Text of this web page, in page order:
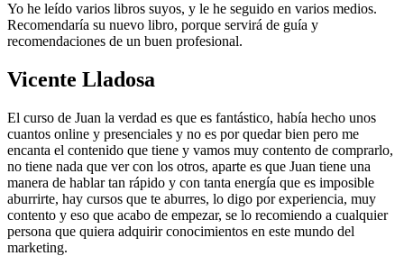
Yo he leído varios libros suyos, y le he seguido en varios medios.
Recomendaría su nuevo libro, porque servirá de guía y
recomendaciones de un buen profesional.
Vicente Lladosa
El curso de Juan la verdad es que es fantástico, había hecho unos
cuantos online y presenciales y no es por quedar bien pero me
encanta el contenido que tiene y vamos muy contento de comprarlo,
no tiene nada que ver con los otros, aparte es que Juan tiene una
manera de hablar tan rápido y con tanta energía que es imposible
aburrirte, hay cursos que te aburres, lo digo por experiencia, muy
contento y eso que acabo de empezar, se lo recomiendo a cualquier
persona que quiera adquirir conocimientos en este mundo del
marketing.